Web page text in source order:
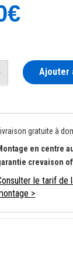
Ajouter
Livraison gratuite à
en centre
crevaison
le tarif de
>